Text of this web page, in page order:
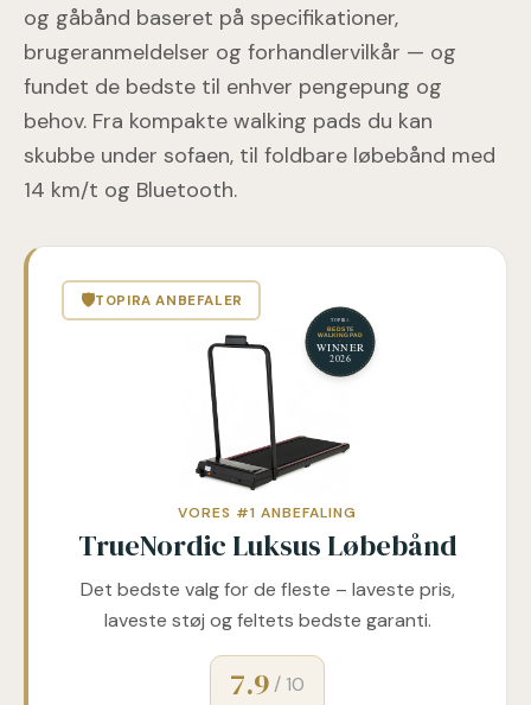
og gåbånd baseret på specifikationer,
brugeranmeldelser og forhandlervilkår — og
fundet de bedste til enhver pengepung og
behov. Fra kompakte walking pads du kan
skubbe under sofaen, til foldbare løbebånd med
14 km/t og Bluetooth.
🛡TOPIRA ANBEFALER
VORES #1 ANBEFALING
TrueNordic Luksus Løbebånd
Det bedste valg for de fleste – laveste pris,
laveste støj og feltets bedste garanti.
7.9 / 10